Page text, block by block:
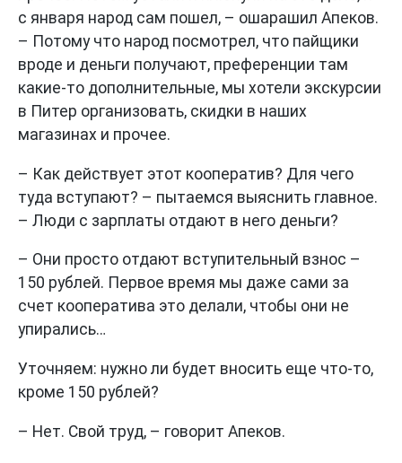
с января народ сам пошел, – ошарашил Апеков.
– Потому что народ посмотрел, что пайщики
вроде и деньги получают, преференции там
какие-то дополнительные, мы хотели экскурсии
в Питер организовать, скидки в наших
магазинах и прочее.
– Как действует этот кооператив? Для чего
туда вступают? – пытаемся выяснить главное.
– Люди с зарплаты отдают в него деньги?
– Они просто отдают вступительный взнос –
150 рублей. Первое время мы даже сами за
счет кооператива это делали, чтобы они не
упирались…
Уточняем: нужно ли будет вносить еще что-то,
кроме 150 рублей?
– Нет. Свой труд, – говорит Апеков.